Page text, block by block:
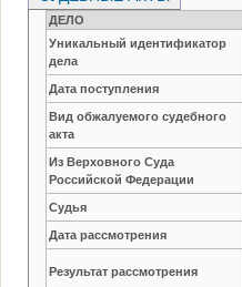
ДЕЛО
Уникальный идентификатор
дела
Дата поступления
Вид обжалуемого судебного
акта
Из Верховного Суда
Российской Федерации
Судья
Дата рассмотрения
Результат рассмотрения